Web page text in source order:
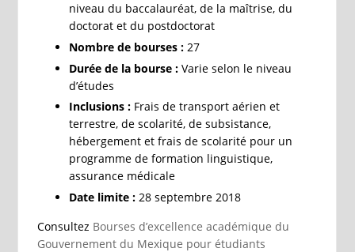
niveau du baccalauréat, de la maîtrise, du
doctorat et du postdoctorat
Nombre de bourses :27
Durée de la bourse : Varie selon le niveau
d’études
Inclusions : Frais de transport aérien et
terrestre, de scolarité, de subsistance,
hébergement et frais de scolarité pour un
programme de formation linguistique,
assurance médicale
Date limite :28 septembre 2018
Consultez Bourses d’excellence académique du
Gouvernement du Mexique pour étudiants